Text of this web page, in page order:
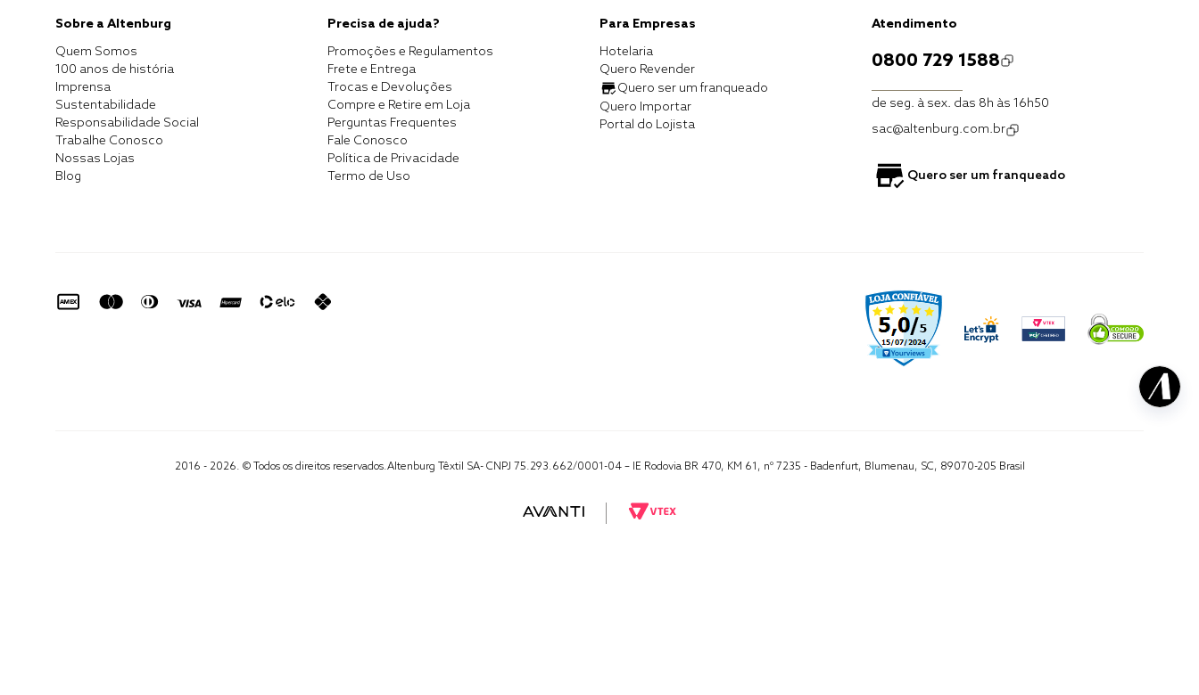
Sobre a Altenburg
Quem Somos
100 anos de história
Imprensa
Sustentabilidade
Responsabilidade Social
Trabalhe Conosco
Nossas Lojas
Blog
Precisa de ajuda?
Promoções e Regulamentos
Frete e Entrega
Trocas e Devoluções
Compre e Retire em Loja
Perguntas Frequentes
Fale Conosco
Política de Privacidade
Termo de Uso
Para Empresas
Hotelaria
Quero Revender
Quero ser um franqueado
Quero Importar
Portal do Lojista
Atendimento
0800 729 1588
de seg. à sex. das 8h às 16h50
sac@altenburg.com.br
Quero ser um franqueado
2016 - 2026. © Todos os direitos reservados.Altenburg Têxtil SA- CNPJ 75.293.662/0001-04 – IE Rodovia BR 470, KM 61, nº 7235 - Badenfurt, Blumenau, SC, 89070-205 Brasil